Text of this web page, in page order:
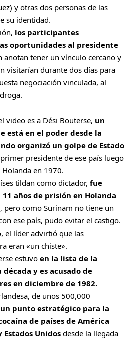
y otras dos personas de las
su identidad.
los participantes
oportunidades al presidente
anotan tener un vínculo cercano y
visitarían durante dos días para
negociación vinculada, al
video es a Dési Bouterse, un
está en el poder desde la
organizó un golpe de Estado
presidente de ese país luego
en 1970.
tildan como dictador, fue
años de prisión en Holanda
, pero como Surinam no tiene un
ese país, pudo evitar el castigo.
el líder advirtió que las
eran «un chiste».
estuvo en la lista de la
y es acusado de
en diciembre de 1982.
de unos 500,000
un punto estratégico para la
de países de América
Unidos desde la llegada